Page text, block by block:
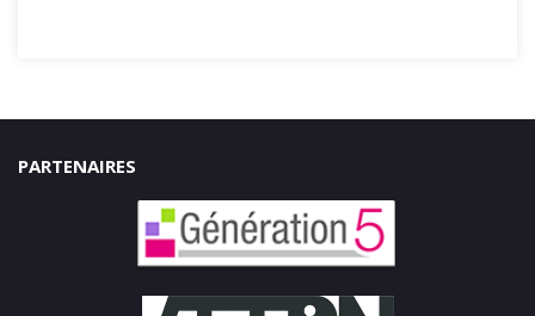
PARTENAIRES